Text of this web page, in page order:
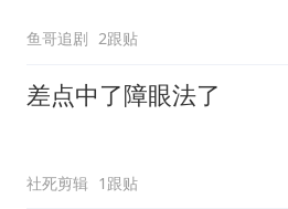
鱼哥追剧 2跟贴
差点中了障眼法了
社死剪辑 1跟贴